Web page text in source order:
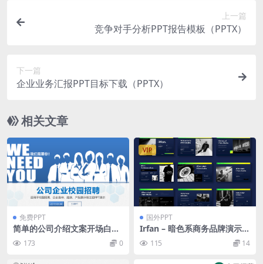
上一篇
竞争对手分析PPT报告模板（PPTX）
下一篇
企业业务汇报PPT目标下载（PPTX）
相关文章
免费PPT
简单的公司介绍文案开场白企
业校园招聘公司简介宣传册PP
T模板
173 0
VIP
国外PPT
Irfan – 暗色系商务品牌演示模
板 115 14